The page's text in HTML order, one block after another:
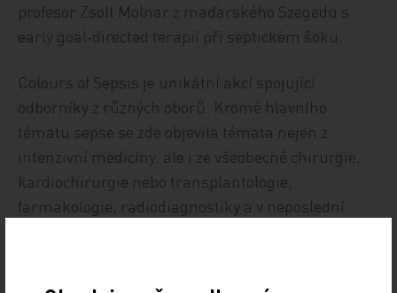
profesor Zsolt Molnar z maďarského Szegedu s
early goal‑directed terapií při septickém šoku.
Colours of Sepsis je unikátní akcí spojující
odborníky z různých oborů. Kromě hlavního
tématu sepse se zde objevila témata nejen z
intenzivní medicíny, ale i ze všeobecné chirurgie,
kardiochirurgie nebo transplantologie,
farmakologie, radiodiagnostiky a v neposlední